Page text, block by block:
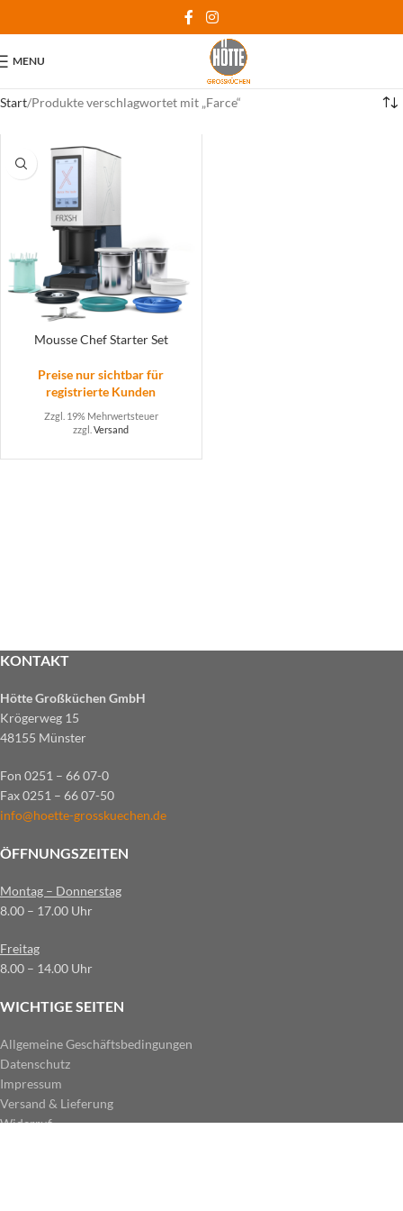
MENU
Start Produkte verschlagwortet mit „Farce“
Mousse Chef Starter Set
Preise nur sichtbar für
registrierte Kunden
Zzgl. 19% Mehrwertsteuer
zzgl.Versand
KONTAKT
Hötte Großküchen GmbH
Krögerweg 15
48155 Münster
Fon 0251 – 66 07-0
Fax 0251 – 66 07-50
info@hoette-grosskuechen.de
ÖFFNUNGSZEITEN
Montag – Donnerstag
8.00 – 17.00 Uhr
Freitag
8.00 – 14.00 Uhr
WICHTIGE SEITEN
Allgemeine Geschäftsbedingungen
Datenschutz
Impressum
Versand & Lieferung
Widerruf